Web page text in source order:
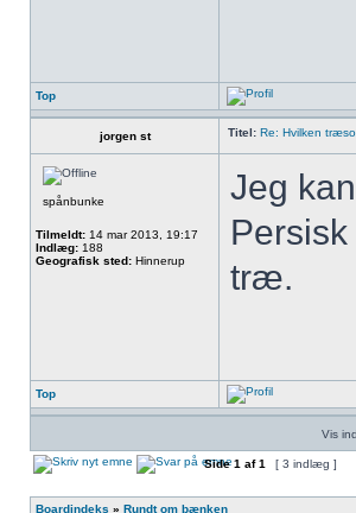
Top
jorgen st Titel: Re: Hvilken
spånbunke
Tilmeldt: 14 mar 2013, 19:17
Indlæg: 188
Geografisk sted: Hinnerup
Jeg
træ.
Top
Vis
Side1 af1 [ 3 indlæg ]
Boardindeks » Rundt om bænken